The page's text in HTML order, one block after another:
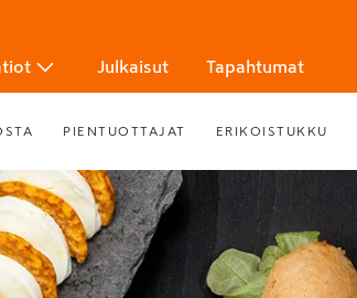
Julkaisut Tapahtumat
PIENTUOTTAJAT ERIKOISTUKKU